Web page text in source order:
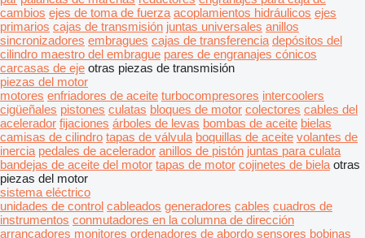
cambios ejes de toma de fuerza acoplamientos hidráulicos ejes
primarios cajas de transmisión juntas universales anillos
sincronizadores embragues cajas de transferencia depósitos del
cilindro maestro del embrague pares de engranajes cónicos
carcasas de eje otras piezas de transmisión
piezas del motor
motores enfriadores de aceite turbocompresores intercoolers
cigüeñales pistones culatas bloques de motor colectores cables del
acelerador fijaciones árboles de levas bombas de aceite bielas
camisas de cilindro tapas de válvula boquillas de aceite volantes de
inercia pedales de acelerador anillos de pistón juntas para culata
bandejas de aceite del motor tapas de motor cojinetes de biela otras
piezas del motor
sistema eléctrico
unidades de control cableados generadores cables cuadros de
instrumentos conmutadores en la columna de dirección
arrancadores monitores ordenadores de abordo sensores bobinas